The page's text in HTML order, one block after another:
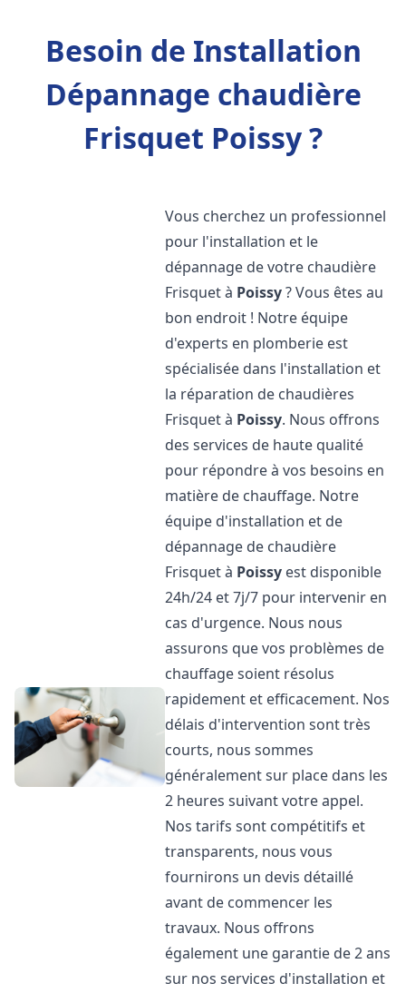
Besoin de Installation
Dépannage chaudière
Frisquet Poissy ?
Vous cherchez un professionnel
pour l'installation et le
dépannage de votre chaudière
Frisquet à Poissy? Vous êtes au
bon endroit ! Notre équipe
d'experts en plomberie est
spécialisée dans l'installation et
la réparation de chaudières
Frisquet à Poissy. Nous offrons
des services de haute qualité
pour répondre à vos besoins en
matière de chauffage. Notre
équipe d'installation et de
dépannage de chaudière
Frisquet à Poissy est disponible
24h/24 et 7j/7 pour intervenir en
cas d'urgence. Nous nous
assurons que vos problèmes de
chauffage soient résolus
rapidement et efficacement. Nos
délais d'intervention sont très
courts, nous sommes
généralement sur place dans les
2 heures suivant votre appel.
Nos tarifs sont compétitifs et
transparents, nous vous
fournirons un devis détaillé
avant de commencer les
travaux. Nous offrons
également une garantie de 2 ans
sur nos services d'installation et